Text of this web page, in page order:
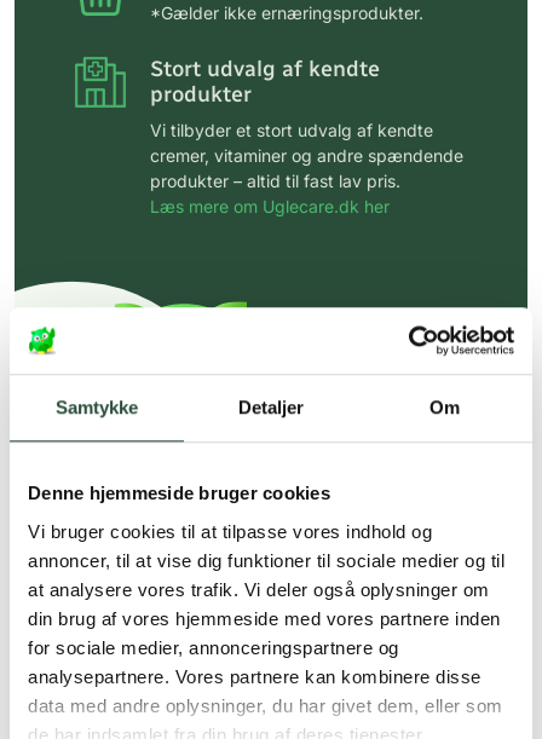
Samtykke Detaljer Om
Denne hjemmeside bruger cookies
Vi bruger cookies til at tilpasse vores indhold og
annoncer, til at vise dig funktioner til sociale medier og til
at analysere vores trafik. Vi deler også oplysninger om
din brug af vores hjemmeside med vores partnere inden
for sociale medier, annonceringspartnere og
analysepartnere. Vores partnere kan kombinere disse
data med andre oplysninger, du har givet dem, eller som
de har indsamlet fra din brug af deres tjenester.
*Gælder ikke ernæringsprodukter.
Stort udvalg af kendte
produkter
Vi tilbyder et stort udvalg af kendte
cremer, vitaminer og andre spændende
produkter – altid til fast lav pris.
Læs mere om Uglecare.dk her